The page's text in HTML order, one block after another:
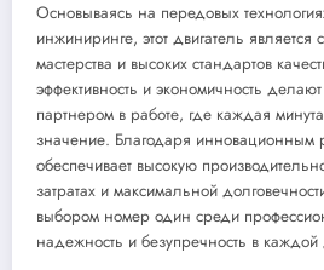
Основываясь на передовых
инжиниринге, этот двигатель
мастерства и высоких стандартов
эффективность и экономичность
партнером в работе, где каждая
значение. Благодаря
обеспечивает высокую
затратах и максимальной
выбором номер один среди
надежность и безупречность в каждой